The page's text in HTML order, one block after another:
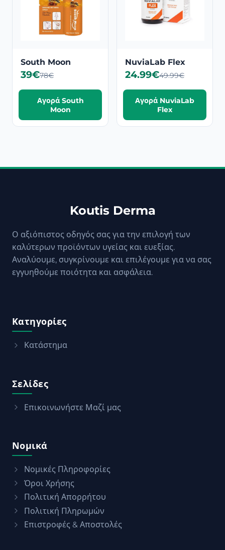
South Moon
39€78€
Αγορά South
Moon
NuviaLab Flex
24.99€49.99€
Αγορά NuviaLab
Flex
Koutis Derma
Ο αξιόπιστος οδηγός σας για την επιλογή των
καλύτερων προϊόντων υγείας και ευεξίας.
Αναλύουμε, συγκρίνουμε και επιλέγουμε για να σας
εγγυηθούμε ποιότητα και ασφάλεια.
Κατηγορίες
Κατάστημα
Σελίδες
Επικοινωνήστε Μαζί μας
Νομικά
Νομικές Πληροφορίες
Όροι Χρήσης
Πολιτική Απορρήτου
Πολιτική Πληρωμών
Επιστροφές & Αποστολές